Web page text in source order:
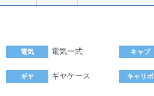
電気 電気一式 キャブ
ギヤ ギヤケース キャリボ